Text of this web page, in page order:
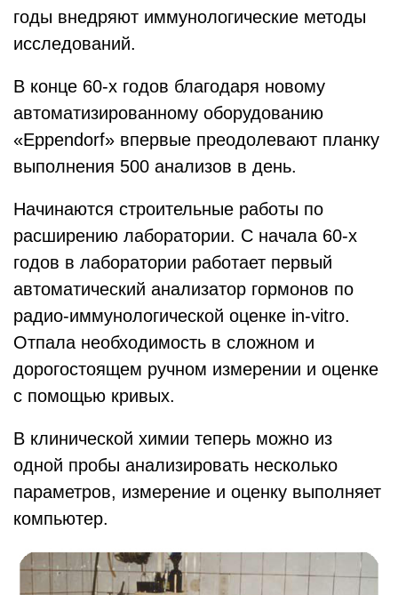
годы внедряют иммунологические методы
исследований.
В конце 60-х годов благодаря новому
автоматизированному оборудованию
«Eppendorf» впервые преодолевают планку
выполнения 500 анализов в день.
Начинаются строительные работы по
расширению лаборатории. С начала 60-х
годов в лаборатории работает первый
автоматический анализатор гормонов по
радио-иммунологической оценке in-vitro.
Отпала необходимость в сложном и
дорогостоящем ручном измерении и оценке
с помощью кривых.
В клинической химии теперь можно из
одной пробы анализировать несколько
параметров, измерение и оценку выполняет
компьютер.